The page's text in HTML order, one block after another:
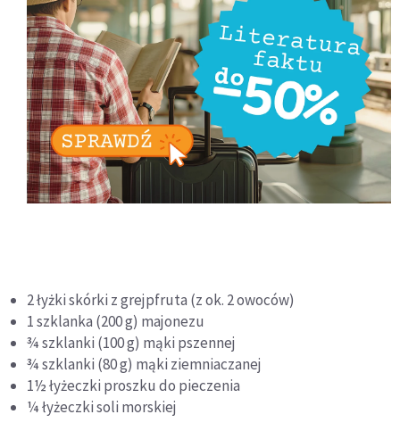
2 łyżki skórki z grejpfruta (z ok. 2 owoców)
1 szklanka (200 g) majonezu
¾ szklanki (100 g) mąki pszennej
¾ szklanki (80 g) mąki ziemniaczanej
1½ łyżeczki proszku do pieczenia
¼ łyżeczki soli morskiej